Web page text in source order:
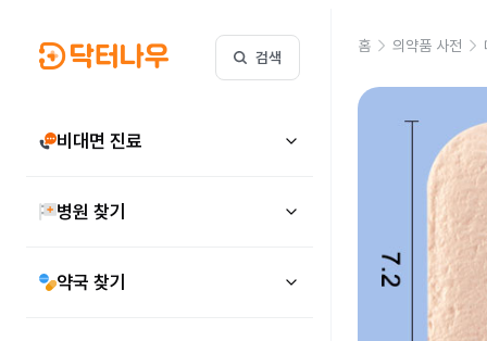
검색
비대면 진료
병원 찾기
약국 찾기
홈 의약품 사전